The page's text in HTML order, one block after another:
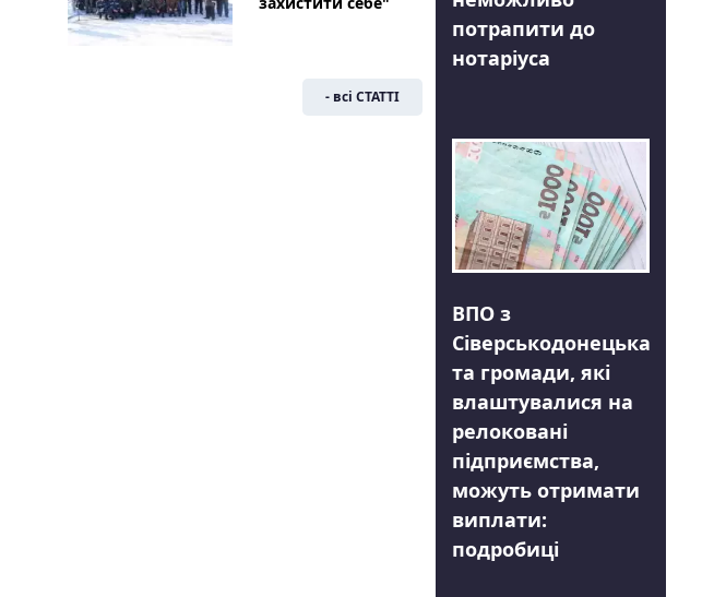
- всі СТАТТІ
потрапити до
нотаріуса
ВПО з
Сіверськодонецька
та громади, які
влаштувалися на
релоковані
підприємства,
можуть отримати
виплати:
подробиці